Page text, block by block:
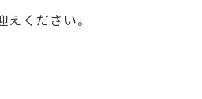
ください。